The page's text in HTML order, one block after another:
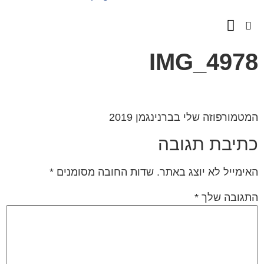
שלי בברנינגמן 2019
תגובה
לא יוצג באתר. שדות החובה מסומנים*
שלך*